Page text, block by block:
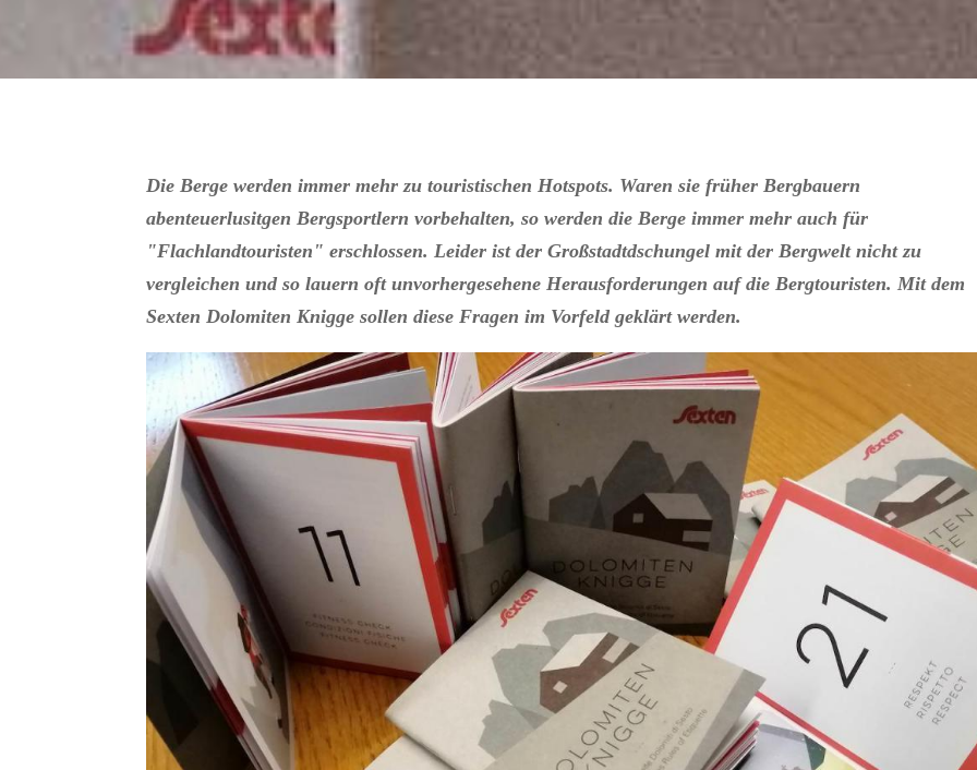
Die Berge werden immer mehr zu touristischen Hotspots. Waren sie früher Bergbauern
abenteuerlusitgen Bergsportlern vorbehalten, so werden die Berge immer mehr auch für
"Flachlandtouristen" erschlossen. Leider ist der Großstadtdschungel mit der Bergwelt nicht zu
vergleichen und so lauern oft unvorhergesehene Herausforderungen auf die Bergtouristen. Mit dem
Sexten Dolomiten Knigge sollen diese Fragen im Vorfeld geklärt werden.